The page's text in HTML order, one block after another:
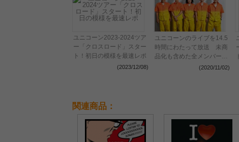
ユニコーン2023-2024ツア
ー「クロスロード」スター
ト！初日の模様を最速レポ
(2023/12/08)
ユニコーンのライブを14.5
時間にわたって放送 未商
品化も含めた全メンバーぶ
ん5つの『50祭』を日テレ
(2020/11/02)
関連商品：